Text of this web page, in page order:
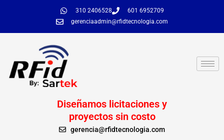
310 2406528
601 6952709
gerenciaadmin@rfidtecnologia.com
Diseñamos licitaciones y
proyectos sin costo
gerencia@rfidtecnologia.com